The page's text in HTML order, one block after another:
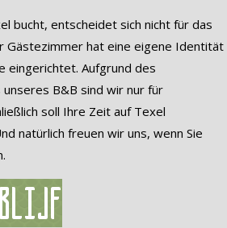
bucht, entscheidet sich nicht für das
Gästezimmer hat eine eigene Identität
eingerichtet. Aufgrund des
B&B sind wir nur für
soll Ihre Zeit auf Texel
natürlich freuen wir uns, wenn Sie